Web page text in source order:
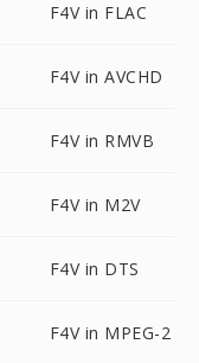
F4V in FLAC
F4V in AVCHD
F4V in RMVB
F4V in M2V
F4V in DTS
F4V in MPEG-2